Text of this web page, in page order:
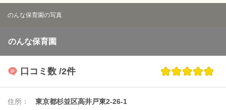
のんな保育園の写真
のんな保育園
口コミ数 /2件
住所：
東京都杉並区高井戸東2-26-1